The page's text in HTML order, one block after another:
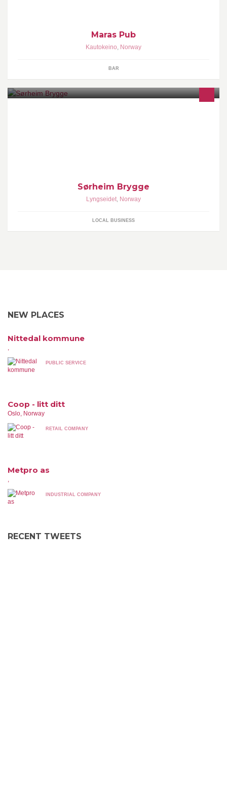
Maras Pub
Kautokeino, Norway
BAR
Sørheim Brygge
Lyngseidet, Norway
LOCAL BUSINESS
NEW PLACES
Nittedal kommune
,
PUBLIC SERVICE
Coop - litt ditt
Oslo, Norway
RETAIL COMPANY
Metpro as
,
INDUSTRIAL COMPANY
RECENT TWEETS